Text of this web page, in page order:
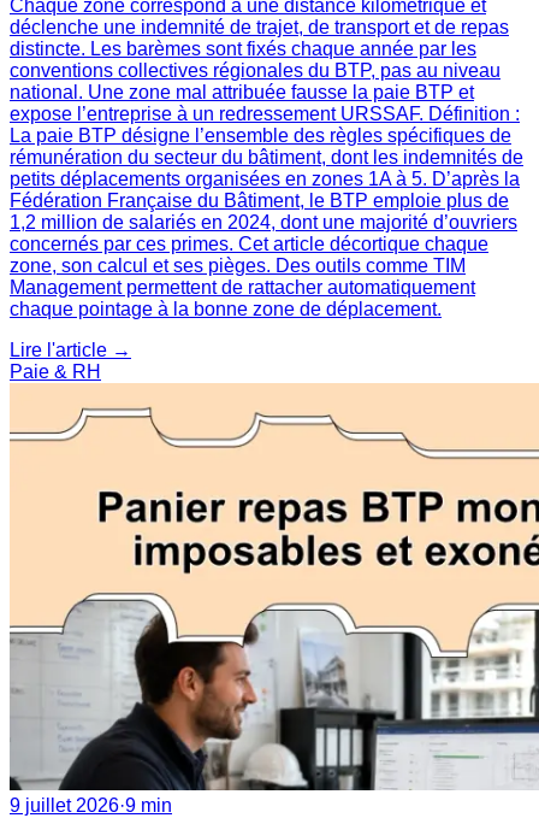
Chaque zone correspond à une distance kilométrique et
déclenche une indemnité de trajet, de transport et de repas
distincte. Les barèmes sont fixés chaque année par les
conventions collectives régionales du BTP, pas au niveau
national. Une zone mal attribuée fausse la paie BTP et
expose l’entreprise à un redressement URSSAF. Définition :
La paie BTP désigne l’ensemble des règles spécifiques de
rémunération du secteur du bâtiment, dont les indemnités de
petits déplacements organisées en zones 1A à 5. D’après la
Fédération Française du Bâtiment, le BTP emploie plus de
1,2 million de salariés en 2024, dont une majorité d’ouvriers
concernés par ces primes. Cet article décortique chaque
zone, son calcul et ses pièges. Des outils comme TIM
Management permettent de rattacher automatiquement
chaque pointage à la bonne zone de déplacement.
Lire l'article →
Paie & RH
9 juillet 2026·9 min